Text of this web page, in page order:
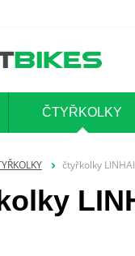
ČTYŘKOLKY
čtyřkolky LINHAI